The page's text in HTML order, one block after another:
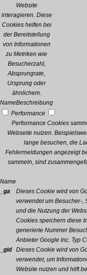
Website
interagieren. Diese
Cookies helfen bei
der Bereitstellung
von Informationen
zu Metriken wie
Besucherzahl,
Absprungrate,
Ursprung oder
ähnlichem.
NameBeschreibung
Performance
Performance Cookies
Webseite nutzen.
lange besuchen, die
Fehlermeldungen angezeigt
sammeln, sind
Name
_ga
Dieses Cookie wird von
verwendet um Besucher-,
und die Nutzung der
Cookies speichern diese
generierte Nummer
Anbieter Google Inc. Typ
_gid
Dieses Cookie wird von
verwendet, um
Website nutzen und hilft